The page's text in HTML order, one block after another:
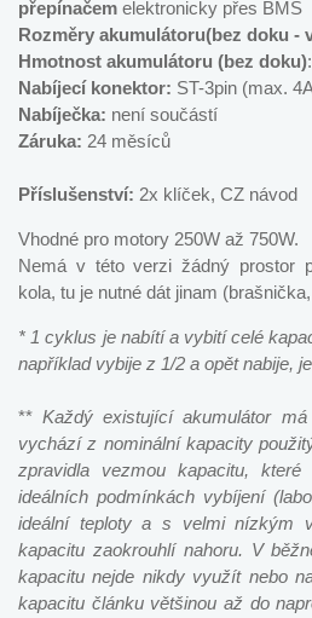
přepínačem elektronicky přes BMS
Rozměry akumulátoru(bez doku -
Hmotnost akumulátoru (bez doku)
Nabíjecí konektor: ST-3pin (max.
Nabíječka: není součástí
Záruka: 24 měsíců
Příslušenství: 2x klíček, CZ návod
Vhodné pro motory 250W až 750W.
Nemá v této verzi žádný prostor
kola, tu je nutné dát jinam
* 1 cyklus je nabítí a vybití celé
například vybije z 1/2 a opět nabije,
**Každý existující akumulátor
vychází z nominální kapacity
zpravidla vezmou kapacitu,
ideálních podmínkách vybíjení
ideální teploty a s velmi nízkým
kapacitu zaokrouhlí nahoru. V
kapacitu nejde nikdy využít nebo
kapacitu článku většinou až do